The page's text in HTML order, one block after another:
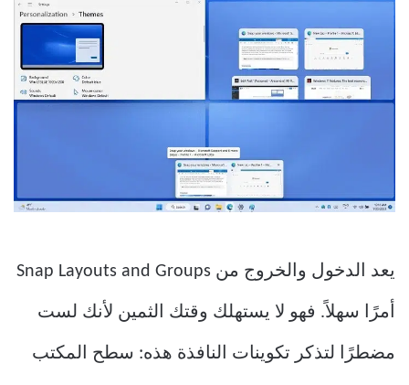
يعد الدخول والخروج من Snap Layouts and Groups
أمرًا سهلاً. فهو لا يستهلك وقتك الثمين لأنك لست
مضطرًا لتذكر تكوينات النافذة هذه: سطح المكتب